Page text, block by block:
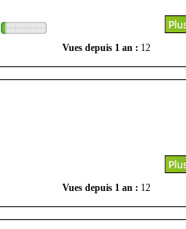
Vues depuis 1 an : 12
Vues depuis 1 an : 12